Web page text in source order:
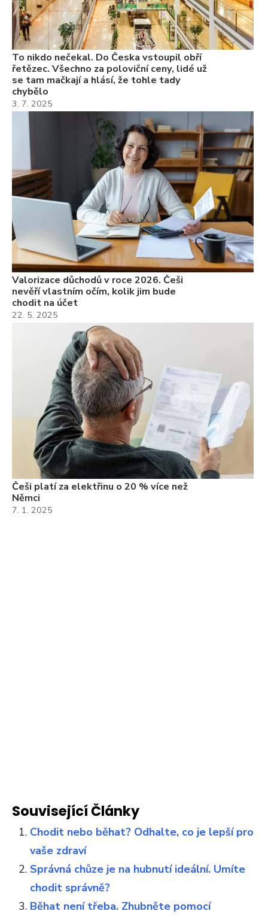
To nikdo nečekal. Do Česka vstoupil obří
řetězec. Všechno za poloviční ceny, lidé už
se tam mačkají a hlásí, že tohle tady
chybělo
3. 7. 2025
Valorizace důchodů v roce 2026. Češi
nevěří vlastním očím, kolik jim bude
chodit na účet
22. 5. 2025
Češi platí za elektřinu o 20 % více než
Němci
7. 1. 2025
Související Články
Chodit nebo běhat? Odhalte, co je lepší pro
vaše zdraví
Správná chůze je na hubnutí ideální. Umíte
chodit správně?
Běhat není třeba. Zhubněte pomocí